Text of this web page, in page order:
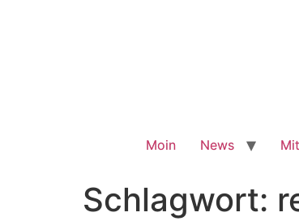
Moin News
Schlagwort: